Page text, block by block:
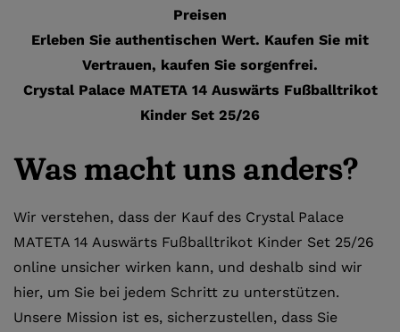
Preisen
Erleben Sie authentischen Wert. Kaufen Sie mit
Vertrauen, kaufen Sie sorgenfrei.
Crystal Palace MATETA 14 Auswärts Fußballtrikot
Kinder Set 25/26
Was macht uns anders?
Wir verstehen, dass der Kauf des Crystal Palace
MATETA 14 Auswärts Fußballtrikot Kinder Set 25/26
online unsicher wirken kann, und deshalb sind wir
hier, um Sie bei jedem Schritt zu unterstützen.
Unsere Mission ist es, sicherzustellen, dass Sie